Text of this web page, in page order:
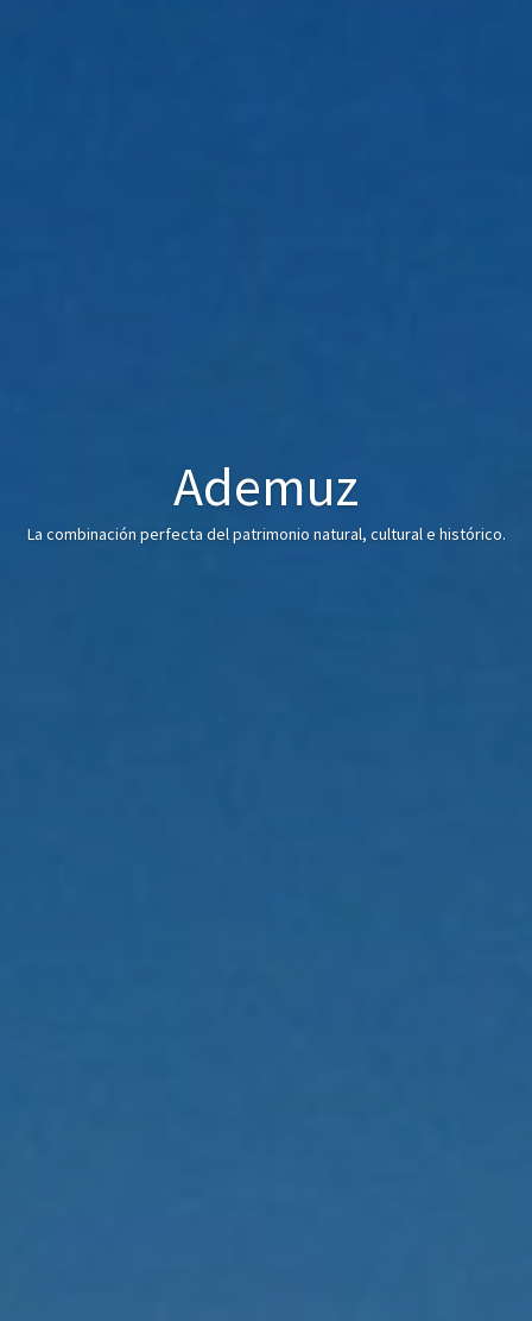
Ademuz
La combinación perfecta del patrimonio natural, cultural e histórico.